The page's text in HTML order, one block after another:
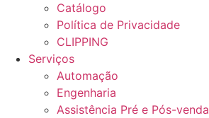
Catálogo
Política de Privacidade
CLIPPING
Serviços
Automação
Engenharia
Assistência Pré e Pós-venda